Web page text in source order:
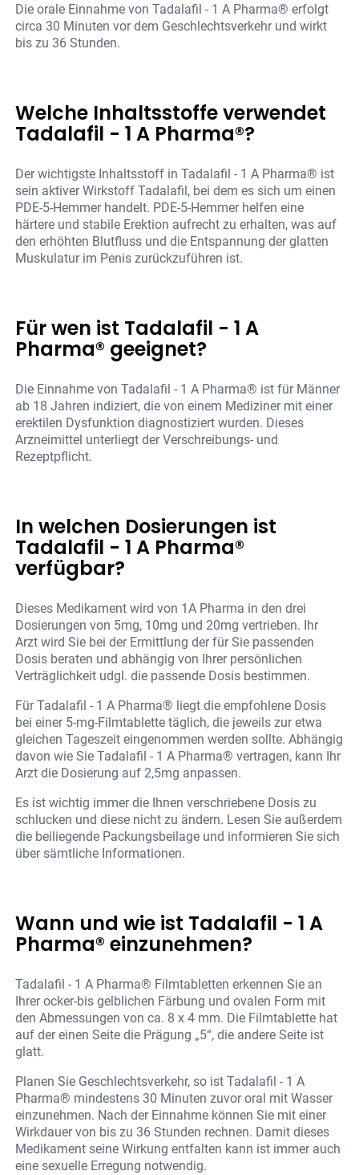
Die orale Einnahme von Tadalafil - 1 A Pharma® erfolgt
circa 30 Minuten vor dem Geschlechtsverkehr und wirkt
bis zu 36 Stunden.
Welche Inhaltsstoffe verwendet
Tadalafil - 1 A Pharma®?
Der wichtigste Inhaltsstoff in Tadalafil - 1 A Pharma® ist
sein aktiver Wirkstoff Tadalafil, bei dem es sich um einen
PDE-5-Hemmer handelt. PDE-5-Hemmer helfen eine
härtere und stabile Erektion aufrecht zu erhalten, was auf
den erhöhten Blutfluss und die Entspannung der glatten
Muskulatur im Penis zurückzuführen ist.
Für wen ist Tadalafil - 1 A
Pharma® geeignet?
Die Einnahme von Tadalafil - 1 A Pharma® ist für Männer
ab 18 Jahren indiziert, die von einem Mediziner mit einer
erektilen Dysfunktion diagnostiziert wurden. Dieses
Arzneimittel unterliegt der Verschreibungs- und
Rezeptpflicht.
In welchen Dosierungen ist
Tadalafil - 1 A Pharma®
verfügbar?
Dieses Medikament wird von 1A Pharma in den drei
Dosierungen von 5mg, 10mg und 20mg vertrieben. Ihr
Arzt wird Sie bei der Ermittlung der für Sie passenden
Dosis beraten und abhängig von Ihrer persönlichen
Verträglichkeit udgl. die passende Dosis bestimmen.
Für Tadalafil - 1 A Pharma® liegt die empfohlene Dosis
bei einer 5-mg-Filmtablette täglich, die jeweils zur etwa
gleichen Tageszeit eingenommen werden sollte. Abhängig
davon wie Sie Tadalafil - 1 A Pharma® vertragen, kann Ihr
Arzt die Dosierung auf 2,5mg anpassen.
Es ist wichtig immer die Ihnen verschriebene Dosis zu
schlucken und diese nicht zu ändern. Lesen Sie außerdem
die beiliegende Packungsbeilage und informieren Sie sich
über sämtliche Informationen.
Wann und wie ist Tadalafil - 1 A
Pharma® einzunehmen?
Tadalafil - 1 A Pharma® Filmtabletten erkennen Sie an
Ihrer ocker-bis gelblichen Färbung und ovalen Form mit
den Abmessungen von ca. 8 x 4 mm. Die Filmtablette hat
auf der einen Seite die Prägung „5“, die andere Seite ist
glatt.
Planen Sie Geschlechtsverkehr, so ist Tadalafil - 1 A
Pharma® mindestens 30 Minuten zuvor oral mit Wasser
einzunehmen. Nach der Einnahme können Sie mit einer
Wirkdauer von bis zu 36 Stunden rechnen. Damit dieses
Medikament seine Wirkung entfalten kann ist immer auch
eine sexuelle Erregung notwendig.